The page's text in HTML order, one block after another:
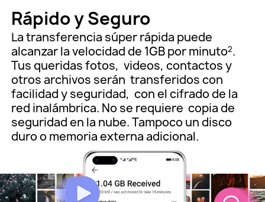
Rápido y Seguro
La transferencia súper rápida puede
alcanzar la velocidad de 1GB por minuto2.
Tus queridas fotos,videos, contactos y
otros archivos serántransferidos con
facilidad y seguridad,con el cifrado de la
red inalámbrica. No se requierecopia de
seguridad en la nube. Tampoco un disco
duro o memoria externa adicional.